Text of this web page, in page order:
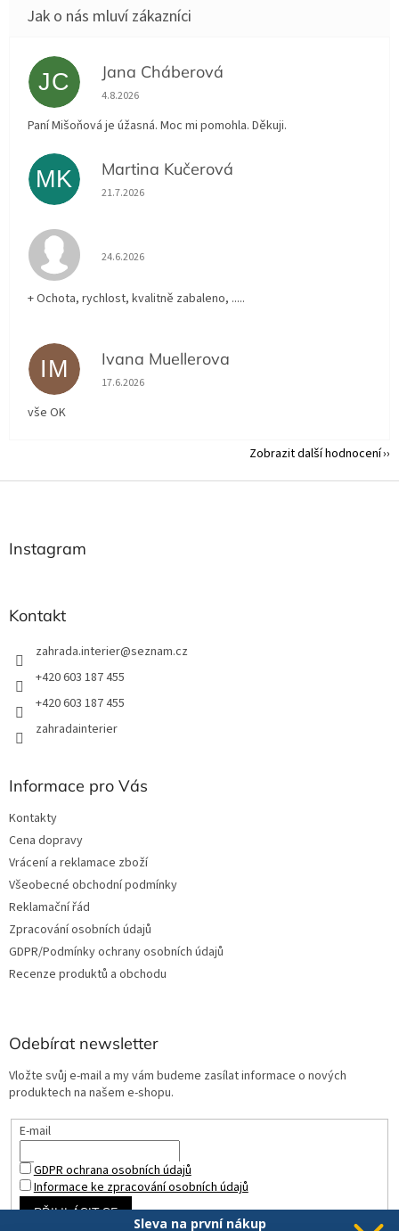
JC Jana Cháberová
Hodnocení obchodu je 5 z 5 hvězdiček.
4.8.2026
Paní Mišoňová je úžasná. Moc mi pomohla. Děkuji.
MK Martina Kučerová
Hodnocení obchodu je 5 z 5 hvězdiček.
21.7.2026
Hodnocení obchodu je 5 z 5 hvězdiček.
24.6.2026
+ Ochota, rychlost, kvalitně zabaleno, .....
IM Ivana Muellerova
Hodnocení obchodu je 5 z 5 hvězdiček.
17.6.2026
vše OK
Zobrazit další hodnocení
Z
Instagram
Kontakt
zahrada.interier@seznam.cz
+420 603 187 455
+420 603 187 455
zahradainterier
Informace pro Vás
Kontakty
Cena dopravy
Vrácení a reklamace zboží
Všeobecné obchodní podmínky
Reklamační řád
Zpracování osobních údajů
GDPR/Podmínky ochrany osobních údajů
Recenze produktů a obchodu
Odebírat newsletter
Vložte svůj e-mail a my vám budeme zasílat informace o nových
produktech na našem e-shopu.
E-mail
GDPR ochrana osobních údajů
Informace ke zpracování osobních údajů
PŘIHLÁSIT SE
Sleva na první nákup